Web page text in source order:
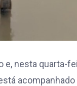
nesta quarta-